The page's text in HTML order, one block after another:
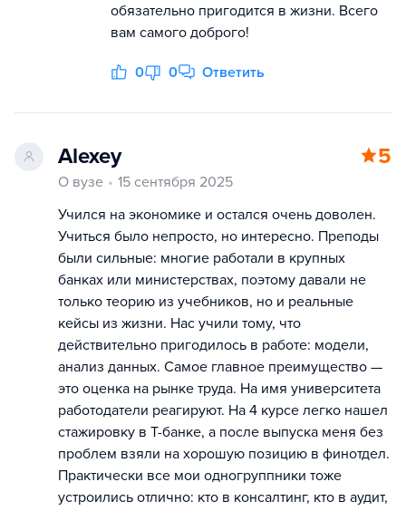
обязательно пригодится в жизни. Всего
вам самого доброго!
0 0 Ответить
Alexey 5
О вузе
15 сентября 2025
Учился на экономике и остался очень доволен.
Учиться было непросто, но интересно. Преподы
были сильные: многие работали в крупных
банках или министерствах, поэтому давали не
только теорию из учебников, но и реальные
кейсы из жизни. Нас учили тому, что
действительно пригодилось в работе: модели,
анализ данных. Самое главное преимущество —
это оценка на рынке труда. На имя университета
работодатели реагируют. На 4 курсе легко нашел
стажировку в Т-банке, а после выпуска меня без
проблем взяли на хорошую позицию в финотдел.
Практически все мои одногруппники тоже
устроились отлично: кто в консалтинг, кто в аудит,